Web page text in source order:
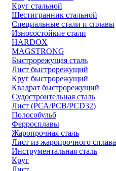
Круг стальной
Шестигранник стальной
Специальные стали и сплавы
Износостойкие стали
HARDOX
MAGSTRONG
Быстрорежущая сталь
Лист быстрорежущий
Круг быстрорежущий
Квадрат быстрорежущий
Судостроительная сталь
Лист (РСА/РСВ/РСD32)
Полособульб
Ферросплавы
Жаропрочная сталь
Лист из жаропрочного сплава
Инструментальная сталь
Круг
Лист